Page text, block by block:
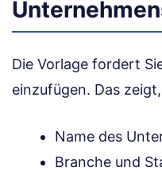
Die Vorlage fordert
einzufügen. Das
Name des
Branche und